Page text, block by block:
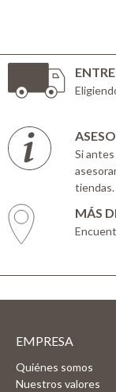
Si
tiendas.
MÁS
EMPRESA
Quiénes somos
Nuestros valores